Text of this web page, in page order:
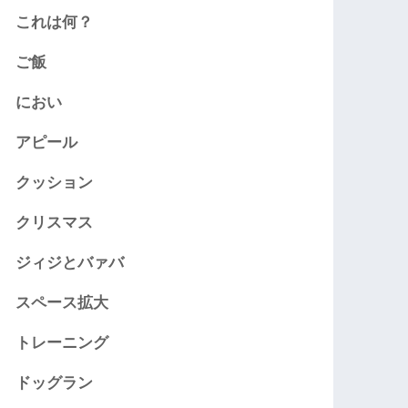
これは何？
ご飯
におい
アピール
クッション
クリスマス
ジィジとバァバ
スペース拡大
トレーニング
ドッグラン